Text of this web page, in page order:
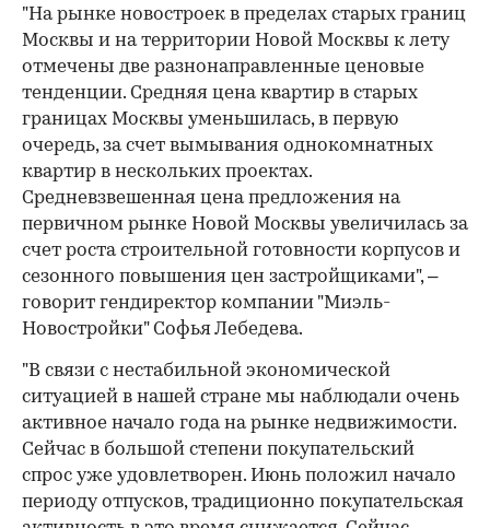
"На рынке новостроек в пределах старых границ
Москвы и на территории Новой Москвы к лету
отмечены две разнонаправленные ценовые
тенденции. Средняя цена квартир в старых
границах Москвы уменьшилась, в первую
очередь, за счет вымывания однокомнатных
квартир в нескольких проектах.
Средневзвешенная цена предложения на
первичном рынке Новой Москвы увеличилась за
счет роста строительной готовности корпусов и
сезонного повышения цен застройщиками", –
говорит гендиректор компании "Миэль-
Новостройки" Софья Лебедева.
"В связи с нестабильной экономической
ситуацией в нашей стране мы наблюдали очень
активное начало года на рынке недвижимости.
Сейчас в большой степени покупательский
спрос уже удовлетворен. Июнь положил начало
периоду отпусков, традиционно покупательская